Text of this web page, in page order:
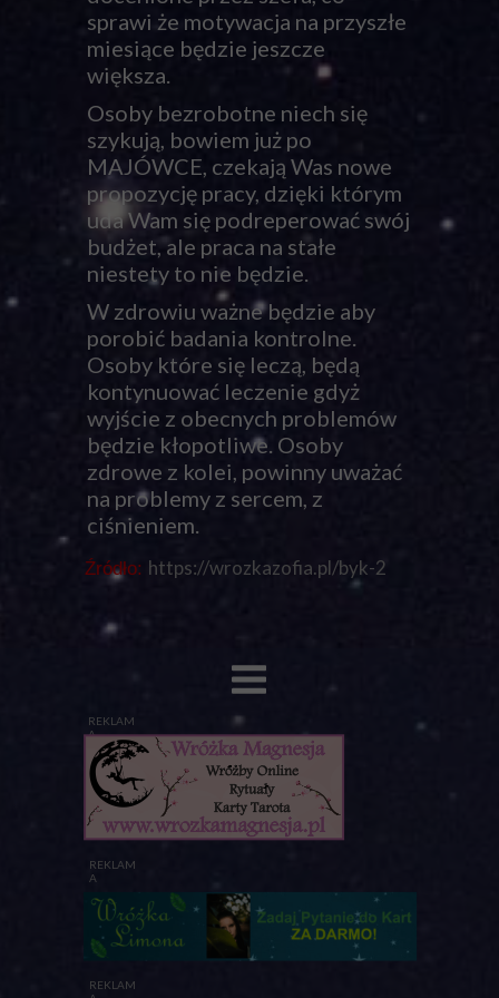
REKLAM
A
REKLAM
A
REKLAM
Źródło: https://wrozkazofia.pl/byk-2
sprawi że motywacja na przyszłe
miesiące będzie jeszcze
większa.
Osoby bezrobotne niech się
szykują, bowiem już po
MAJÓWCE, czekają Was nowe
propozycję pracy, dzięki którym
uda Wam się podreperować swój
budżet, ale praca na stałe
niestety to nie będzie.
W zdrowiu ważne będzie aby
porobić badania kontrolne.
Osoby które się leczą, będą
kontynuować leczenie gdyż
wyjście z obecnych problemów
będzie kłopotliwe. Osoby
zdrowe z kolei, powinny uważać
na problemy z sercem, z
ciśnieniem.